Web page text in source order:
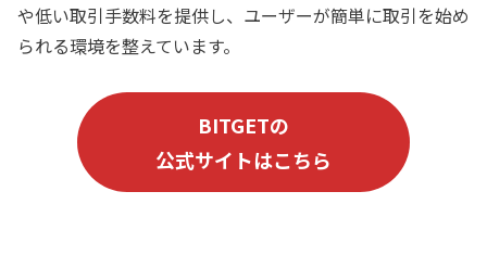
や低い取引手数料を提供し、ユーザーが簡単に取引を始め
られる環境を整えています。
BITGETの
公式サイトはこちら